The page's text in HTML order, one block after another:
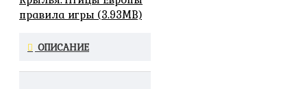
правила игры (3.93MB)
ОПИСАНИЕ